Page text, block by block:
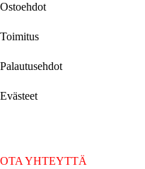
Ostoehdot
Toimitus
Palautusehdot
Evästeet
OTA YHTEYTTÄ